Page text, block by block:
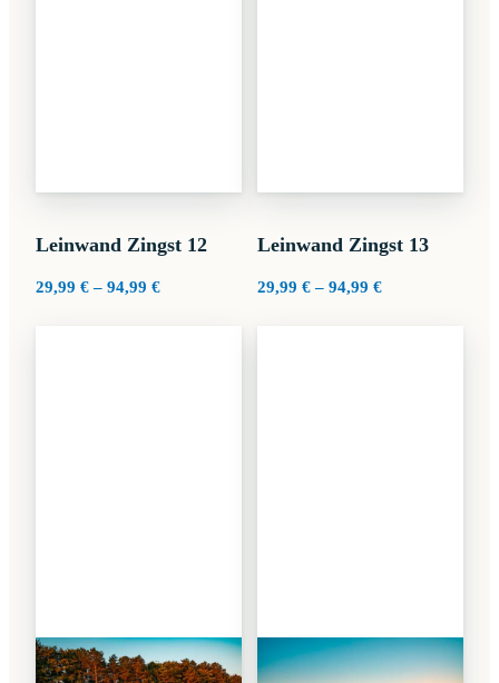
Leinwand Zingst 12
29,99 € – 94,99 €Preisspanne:
Leinwand Zingst 13
29,99 € – 94,99 €Preisspanne: